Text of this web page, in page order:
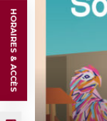
HORAIRES & ACCÈS